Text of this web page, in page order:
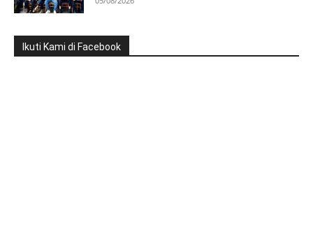
Ikuti Kami di Facebook